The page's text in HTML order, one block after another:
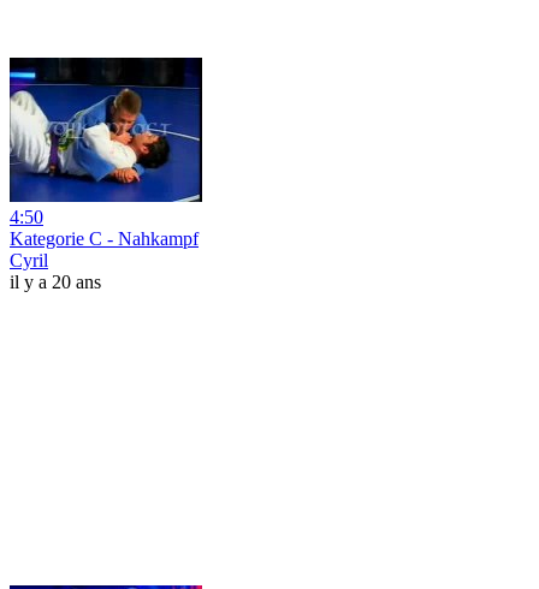
4:50
Kategorie C - Nahkampf
Cyril
il y a 20 ans